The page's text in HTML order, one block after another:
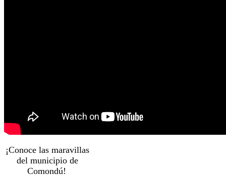
¡Conoce las maravillas
del municipio de
Comondú!